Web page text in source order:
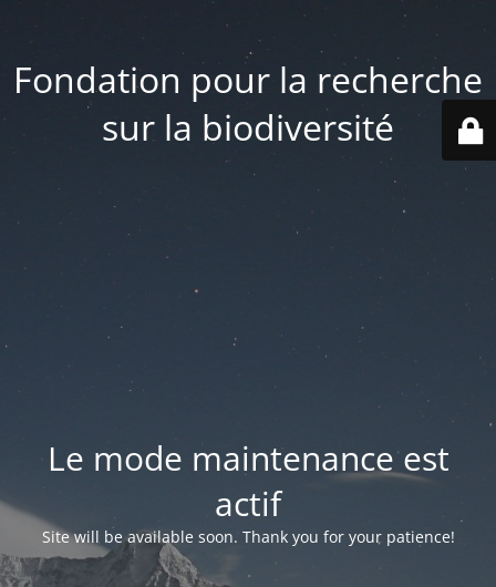
Fondation pour la recherche
sur la biodiversité
Le mode maintenance est
actif
Site will be available soon. Thank you for your patience!